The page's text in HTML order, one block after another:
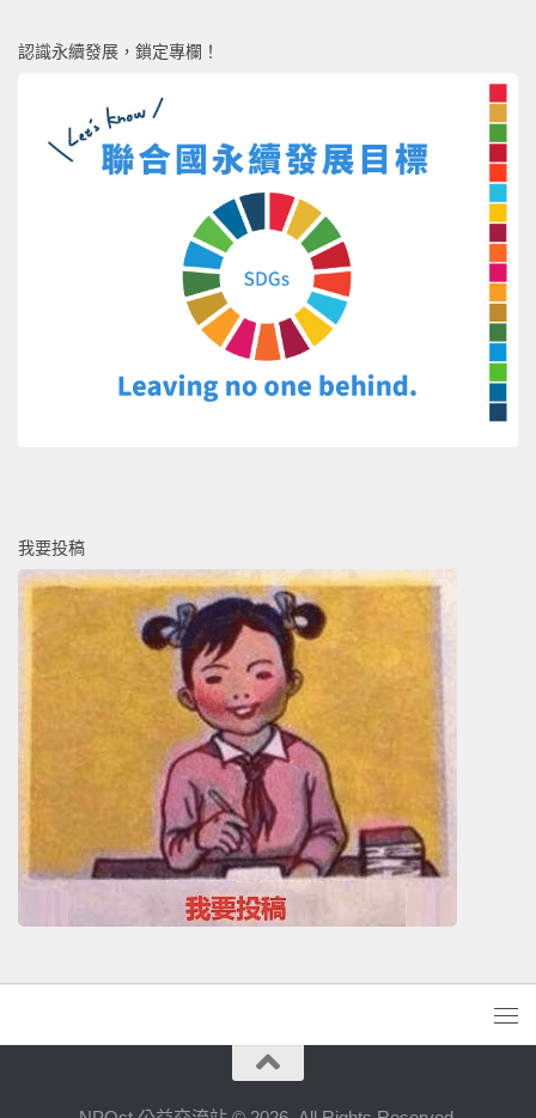
認識永續發展，鎖定專欄！
我要投稿